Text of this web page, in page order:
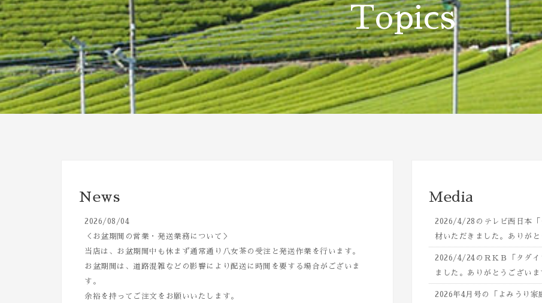
Topics
News
2026/08/04
＜お盆期間の営業・発送業務について＞
当店は、お盆期間中も休まず通常通り八女茶の受注と発送作業を行います。
お盆期間は、道路混雑などの影響により配送に時間を要する場合がございま
す。
余裕を持ってご注文をお願いいたします。
Media
2026/4/28のテレビ西日本「
材いただきました。ありがと
2026/4/24のＲＫＢ「タダイ
ました。ありがとうございま
2026年4月号の「よみうり